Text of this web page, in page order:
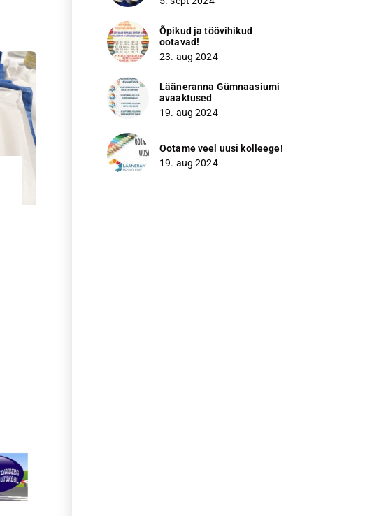
Õpikud ja töövihikud
ootavad!
23. aug 2024
Lääneranna Gümnaasiumi
avaaktused
19. aug 2024
Ootame veel uusi kolleege!
19. aug 2024